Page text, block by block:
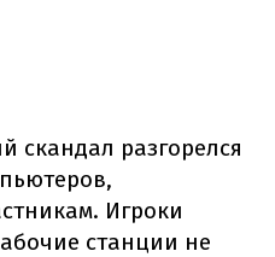
скандал разгорелся
Игроки
станции не